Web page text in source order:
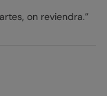
on reviendra.”